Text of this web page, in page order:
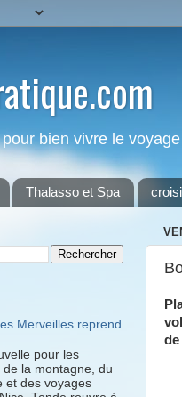
bien vivre le voyage
Thalasso et Spa
Merveilles reprend
pour les
de la montagne, du
et des voyages